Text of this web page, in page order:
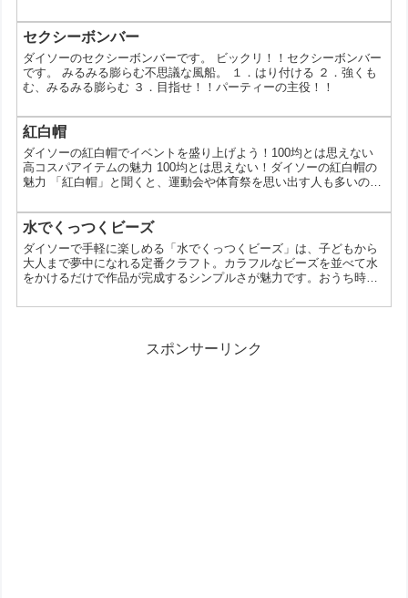
ターショットガンについてご紹介します。 その手軽さと意外な性能
に、大人も子供も夢中になること間違いなしです！ なぜダイソーの
ウォーターショットガンが人気なの？ 100円とは思えない本格的な
デザイン おもちゃとは思えないほどリアルなデ...
セクシーボンバー
ダイソーのセクシーボンバーです。 ビックリ！！セクシーボンバー
です。 みるみる膨らむ不思議な風船。 １．はり付ける ２．強くも
む、みるみる膨らむ ３．目指せ！！パーティーの主役！！
紅白帽
ダイソーの紅白帽でイベントを盛り上げよう！100均とは思えない
高コスパアイテムの魅力 100均とは思えない！ダイソーの紅白帽の
魅力 「紅白帽」と聞くと、運動会や体育祭を思い出す人も多いので
手に入る高品質な紅白帽が販売されているんです。今回は、そんな
ダイソーの紅白帽の魅力について深掘りしていきます。 【1位】 ア
レンジ自在！紅白帽でオリジナルアイテムを作ろう！ ダイソーの紅
白帽は、シンプルなデザインだからこそ、アレン...
水でくっつくビーズ
ダイソーで手軽に楽しめる「水でくっつくビーズ」は、子どもから
大人まで夢中になれる定番クラフト。カラフルなビーズを並べて水
をかけるだけで作品が完成するシンプルさが魅力です。おうち時間
して注目されています。 水でくっつくビーズとは？ 専用プレート
な子どもでも比較的取り組みやすいのが特徴です。 ダイソーで...
スポンサーリンク